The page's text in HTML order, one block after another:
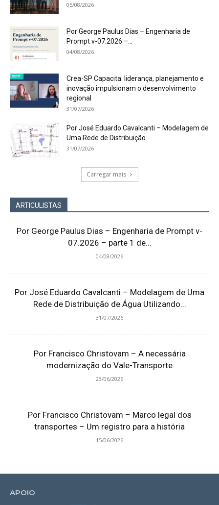
05/08/2026
Por George Paulus Dias – Engenharia de
Prompt v-07.2026 –...
04/08/2026
Crea-SP Capacita: liderança, planejamento e
inovação impulsionam o desenvolvimento
regional
31/07/2026
Por José Eduardo Cavalcanti – Modelagem de
Uma Rede de Distribuição...
31/07/2026
Carregar mais
ARTICULISTAS
Por George Paulus Dias – Engenharia de Prompt v-
07.2026 – parte 1 de...
04/08/2026
Por José Eduardo Cavalcanti – Modelagem de Uma
Rede de Distribuição de Água Utilizando...
31/07/2026
Por Francisco Christovam – A necessária
modernização do Vale-Transporte
23/06/2026
Por Francisco Christovam – Marco legal dos
transportes – Um registro para a história
15/06/2026
APOIO